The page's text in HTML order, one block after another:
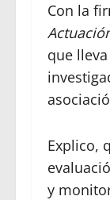
Con la
que
Explico,
y